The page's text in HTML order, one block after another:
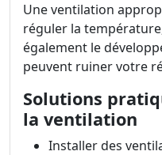
Une ventilation
réguler la
également le
peuvent ruiner votre
Solutions
la ventilation
Installer des